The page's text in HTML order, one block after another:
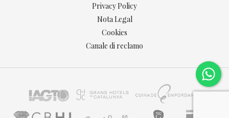
Privacy Policy
Nota Legal
Cookies
Canale di reclamo